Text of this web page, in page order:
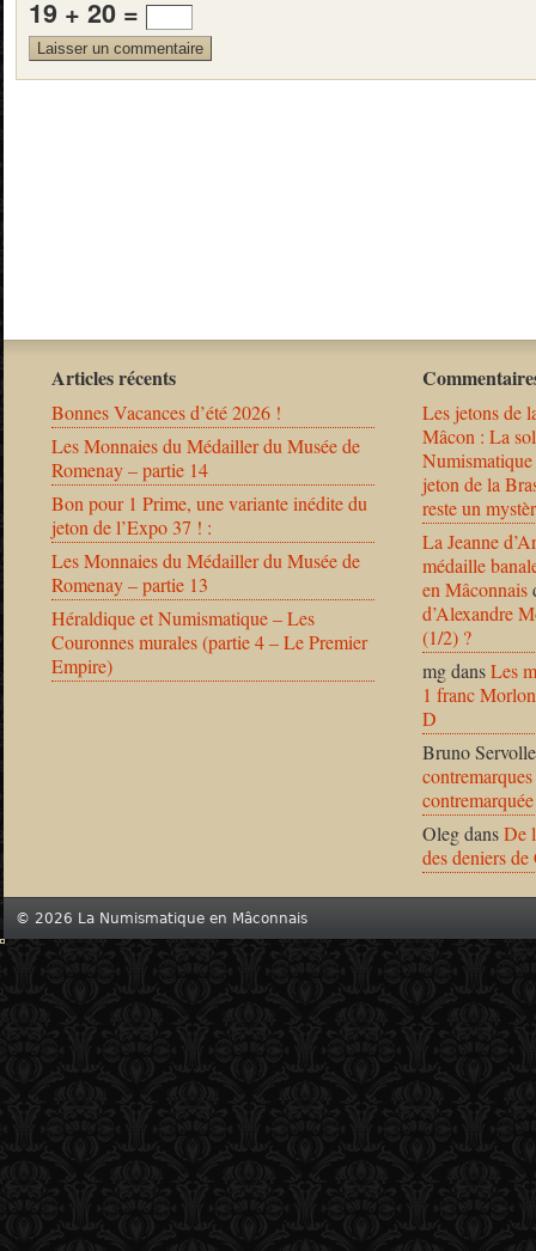
19 + 20 =
Articles récents
Bonnes Vacances d’été 2026 !
Les Monnaies du Médailler du Musée de
Romenay – partie 14
Bon pour 1 Prime, une variante inédite du
jeton de l’Expo 37 ! :
Les Monnaies du Médailler du Musée de
Romenay – partie 13
Héraldique et Numismatique – Les
Couronnes murales (partie 4 – Le Premier
Empire)
Les jetons de
Mâcon : La
jeton de la
reste un
La Jeanne
médaille
en Mâconnais
d’Alexandre
(1/2) ?
mgdansLes
1 franc
D
Bruno Servolle
OlegdansDe
des deniers
© 2026 La Numismatique en Mâconnais